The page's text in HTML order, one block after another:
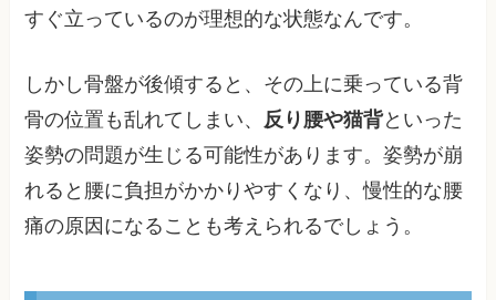
すぐ立っているのが理想的な状態なんです。
しかし骨盤が後傾すると、その上に乗っている背
骨の位置も乱れてしまい、 反り腰や猫背といった
姿勢の問題が生じる可能性があります。姿勢が崩
れると腰に負担がかかりやすくなり、慢性的な腰
痛の原因になることも考えられるでしょう。